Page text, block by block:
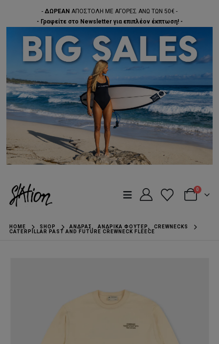
- ΔΩΡΕΑΝ ΑΠΟΣΤΟΛΗ ΜΕ ΑΓΟΡΕΣ ΑΝΩ ΤΩΝ 50€ -
- Γραφείτε στο Newsletter για επιπλέον έκπτωση! -
0
HOME SHOP ΆΝΔΡΑΣ, ΑΝΔΡΙΚΆ ΦΟΎΤΕΡ,
CREWNECKS
CATERPILLAR PAST AND FUTURE CREWNECK FLEECE